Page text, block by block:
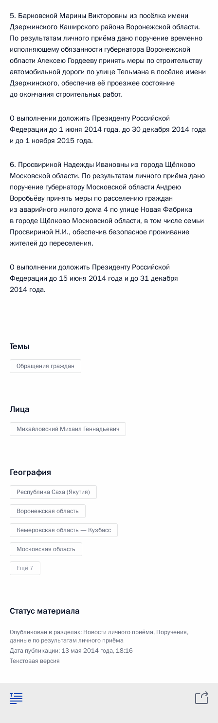
5. Барковской Марины Викторовны из посёлка имени
Дзержинского Каширского района Воронежской области.
По результатам личного приёма дано поручение временно
исполняющему обязанности губернатора Воронежской
области Алексею Гордееву принять меры по строительству
автомобильной дороги по улице Тельмана в посёлке имени
Дзержинского, обеспечив её проезжее состояние
до окончания строительных работ.
О выполнении доложить Президенту Российской
Федерации до 1 июня 2014 года, до 30 декабря 2014 года
и до 1 ноября 2015 года.
6. Просвириной Надежды Ивановны из города Щёлково
Московской области. По результатам личного приёма дано
поручение губернатору Московской области Андрею
Воробьёву принять меры по расселению граждан
из аварийного жилого дома 4 по улице Новая Фабрика
в городе Щёлково Московской области, в том числе семьи
Просвириной Н.И., обеспечив безопасное проживание
жителей до переселения.
О выполнении доложить Президенту Российской
Федерации до 15 июня 2014 года и до 31 декабря
2014 года.
Темы
Обращения граждан
Лица
Михайловский Михаил Геннадьевич
География
Республика Саха (Якутия)
Воронежская область
Кемеровская область — Кузбасс
Московская область
Ещё 7
Статус материала
Опубликован в разделах: Новости личного приёма, Поручения,
данные по результатам личного приёма
Дата публикации: 13 мая 2014 года, 18:16
Текстовая версия